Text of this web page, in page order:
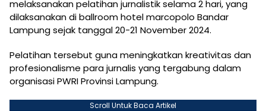
melaksanakan pelatihan jurnalistik selama 2 hari, yang
dilaksanakan di ballroom hotel marcopolo Bandar
Lampung sejak tanggal 20-21 November 2024.
Pelatihan tersebut guna meningkatkan kreativitas dan
profesionalisme para jurnalis yang tergabung dalam
organisasi PWRI Provinsi Lampung.
Scroll Untuk Baca Artikel